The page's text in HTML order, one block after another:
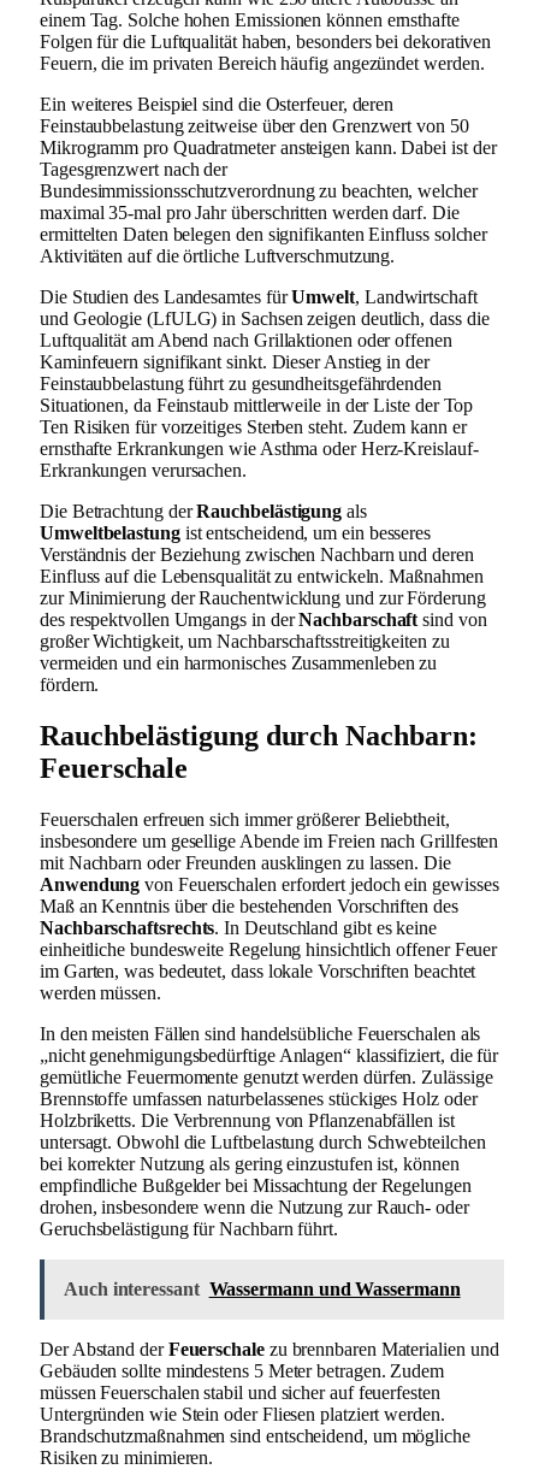
einem Tag. Solche hohen Emissionen können ernsthafte
Folgen für die Luftqualität haben, besonders bei dekorativen
Feuern, die im privaten Bereich häufig angezündet werden.
Ein weiteres Beispiel sind die Osterfeuer, deren
Feinstaubbelastung zeitweise über den Grenzwert von 50
Mikrogramm pro Quadratmeter ansteigen kann. Dabei ist der
Tagesgrenzwert nach der
Bundesimmissionsschutzverordnung zu beachten, welcher
maximal 35-mal pro Jahr überschritten werden darf. Die
ermittelten Daten belegen den signifikanten Einfluss solcher
Aktivitäten auf die örtliche Luftverschmutzung.
Die Studien des Landesamtes fürUmwelt, Landwirtschaft
und Geologie (LfULG) in Sachsen zeigen deutlich, dass die
Luftqualität am Abend nach Grillaktionen oder offenen
Kaminfeuern signifikant sinkt. Dieser Anstieg in der
Feinstaubbelastung führt zu gesundheitsgefährdenden
Situationen, da Feinstaub mittlerweile in der Liste der Top
Ten Risiken für vorzeitiges Sterben steht. Zudem kann er
ernsthafte Erkrankungen wie Asthma oder Herz-Kreislauf-
Erkrankungen verursachen.
Die Betrachtung derRauchbelästigung als
Umweltbelastungist entscheidend, um ein besseres
Verständnis der Beziehung zwischen Nachbarn und deren
Einfluss auf die Lebensqualität zu entwickeln. Maßnahmen
zur Minimierung der Rauchentwicklung und zur Förderung
des respektvollen Umgangs in derNachbarschaft sind von
großer Wichtigkeit, um Nachbarschaftsstreitigkeiten zu
vermeiden und ein harmonisches Zusammenleben zu
fördern.
Rauchbelästigung durch Nachbarn:
Feuerschale
Feuerschalen erfreuen sich immer größerer Beliebtheit,
insbesondere um gesellige Abende im Freien nach Grillfesten
mit Nachbarn oder Freunden ausklingen zu lassen. Die
Anwendung von Feuerschalen erfordert jedoch ein gewisses
Maß an Kenntnis über die bestehenden Vorschriften des
Nachbarschaftsrechts. In Deutschland gibt es keine
einheitliche bundesweite Regelung hinsichtlich offener Feuer
im Garten, was bedeutet, dass lokale Vorschriften beachtet
werden müssen.
In den meisten Fällen sind handelsübliche Feuerschalen als
„nicht genehmigungsbedürftige Anlagen“ klassifiziert, die für
gemütliche Feuermomente genutzt werden dürfen. Zulässige
Brennstoffe umfassen naturbelassenes stückiges Holz oder
Holzbriketts. Die Verbrennung von Pflanzenabfällen ist
untersagt. Obwohl die Luftbelastung durch Schwebteilchen
bei korrekter Nutzung als gering einzustufen ist, können
empfindliche Bußgelder bei Missachtung der Regelungen
drohen, insbesondere wenn die Nutzung zur Rauch- oder
Geruchsbelästigung für Nachbarn führt.
Auch interessant Wassermann und Wassermann
Der Abstand derFeuerschalezu brennbaren Materialien und
Gebäuden sollte mindestens 5 Meter betragen. Zudem
müssen Feuerschalen stabil und sicher auf feuerfesten
Untergründen wie Stein oder Fliesen platziert werden.
Brandschutzmaßnahmen sind entscheidend, um mögliche
Risiken zu minimieren.